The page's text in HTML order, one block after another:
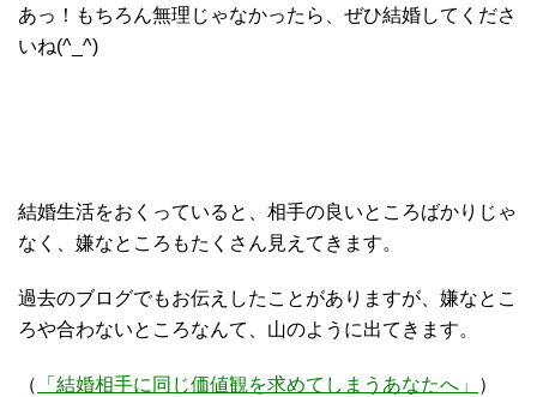
あっ！もちろん無理じゃなかったら、ぜひ結婚してくださ
いね(^_^)
結婚生活をおくっていると、相手の良いところばかりじゃ
なく、嫌なところもたくさん見えてきます。
過去のブログでもお伝えしたことがありますが、嫌なとこ
ろや合わないところなんて、山のように出てきます。
（ 「結婚相手に同じ価値観を求めてしまうあなたへ」 ）